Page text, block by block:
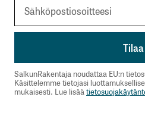
SalkunRakentaja noudattaa EU:n
Käsittelemme tietojasi
mukaisesti. Lue lisää